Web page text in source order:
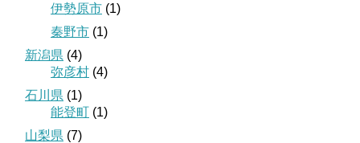
伊勢原市 (1)
秦野市 (1)
新潟県 (4)
弥彦村 (4)
石川県 (1)
能登町 (1)
山梨県 (7)